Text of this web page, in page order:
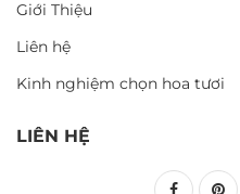
Giới Thiệu
Liên hệ
Kinh nghiệm chọn hoa tươi
LIÊN HỆ